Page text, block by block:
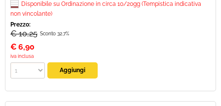
Disponibile su Ordinazione in circa 10/20gg (Tempistica indicativa
non vincolante)
Prezzo:
€ 10,25 Sconto 32.7%
€ 6,90
iva inclusa